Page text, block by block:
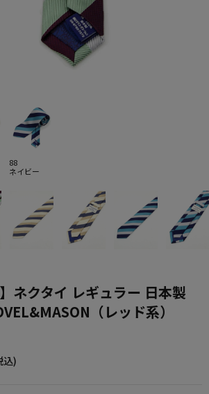
88
ネイビー
ネクタイ レギュラー 日本製
（レッド系）
込)